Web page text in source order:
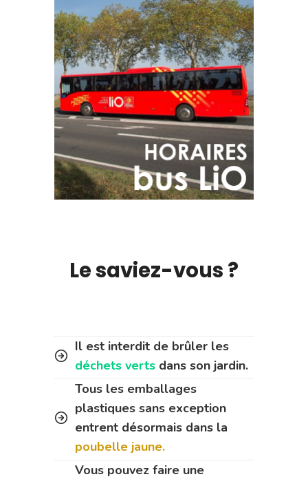
Le saviez-vous ?
Il est interdit de brûler les
déchets verts dans son jardin.
Tous les emballages
plastiques sans exception
entrent désormais dans la
poubelle jaune.
Vous pouvez faire une